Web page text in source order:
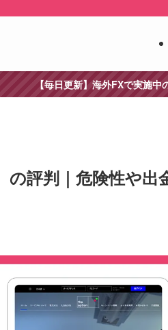
【毎日更新】海外FXで実施中
評判｜危険性や出